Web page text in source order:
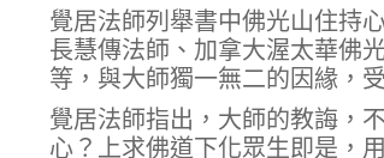
覺居法師列舉書中佛光山住持
長慧傳法師、加拿大渥太華佛
等，與大師獨一無二的因緣，
覺居法師指出，大師的教誨，
心？上求佛道下化眾生即是，